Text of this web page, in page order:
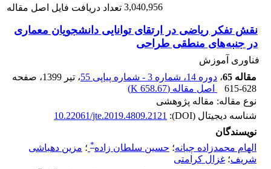
تعداد دریافت فایل اصل مقاله 3,040,956
نقش تفکر ریاضی در ارتقای توانایی دانشجویان معماری
در جنبه‌های منطقی طراحی
فناوری آموزش
مقاله 65
، دوره 14، شماره 3 - شماره پیاپی 55 ، تیر 1399
، صفحه
615-628
اصل مقاله (658.67 K
)
نوع مقاله: مقاله پژوهشی
شناسه دیجیتال (DOI):
10.22061/jte.2019.4809.2121
نویسندگان
الهام محمدزاده چیانه؛ حسین سلطان زاده* ؛ مزین دهباشی
شریف؛ غزال کرامتی